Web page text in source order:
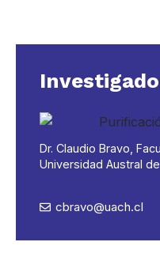
Dr. Claudio Bravo,
Universidad Austral
cbravo@uach.cl